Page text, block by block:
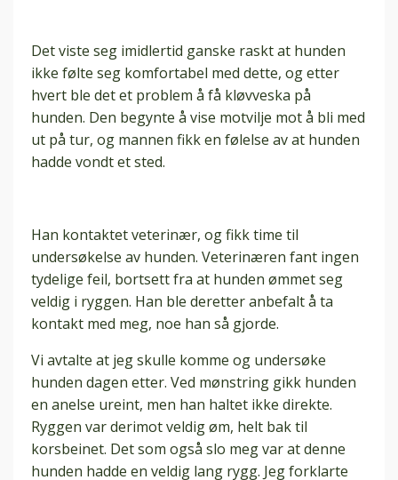
Det viste seg imidlertid ganske raskt at hunden
ikke følte seg komfortabel med dette, og etter
hvert ble det et problem å få kløvveska på
hunden. Den begynte å vise motvilje mot å bli med
ut på tur, og mannen fikk en følelse av at hunden
hadde vondt et sted.
Han kontaktet veterinær, og fikk time til
undersøkelse av hunden. Veterinæren fant ingen
tydelige feil, bortsett fra at hunden ømmet seg
veldig i ryggen. Han ble deretter anbefalt å ta
kontakt med meg, noe han så gjorde.
Vi avtalte at jeg skulle komme og undersøke
hunden dagen etter. Ved mønstring gikk hunden
en anelse ureint, men han haltet ikke direkte.
Ryggen var derimot veldig øm, helt bak til
korsbeinet. Det som også slo meg var at denne
hunden hadde en veldig lang rygg. Jeg forklarte